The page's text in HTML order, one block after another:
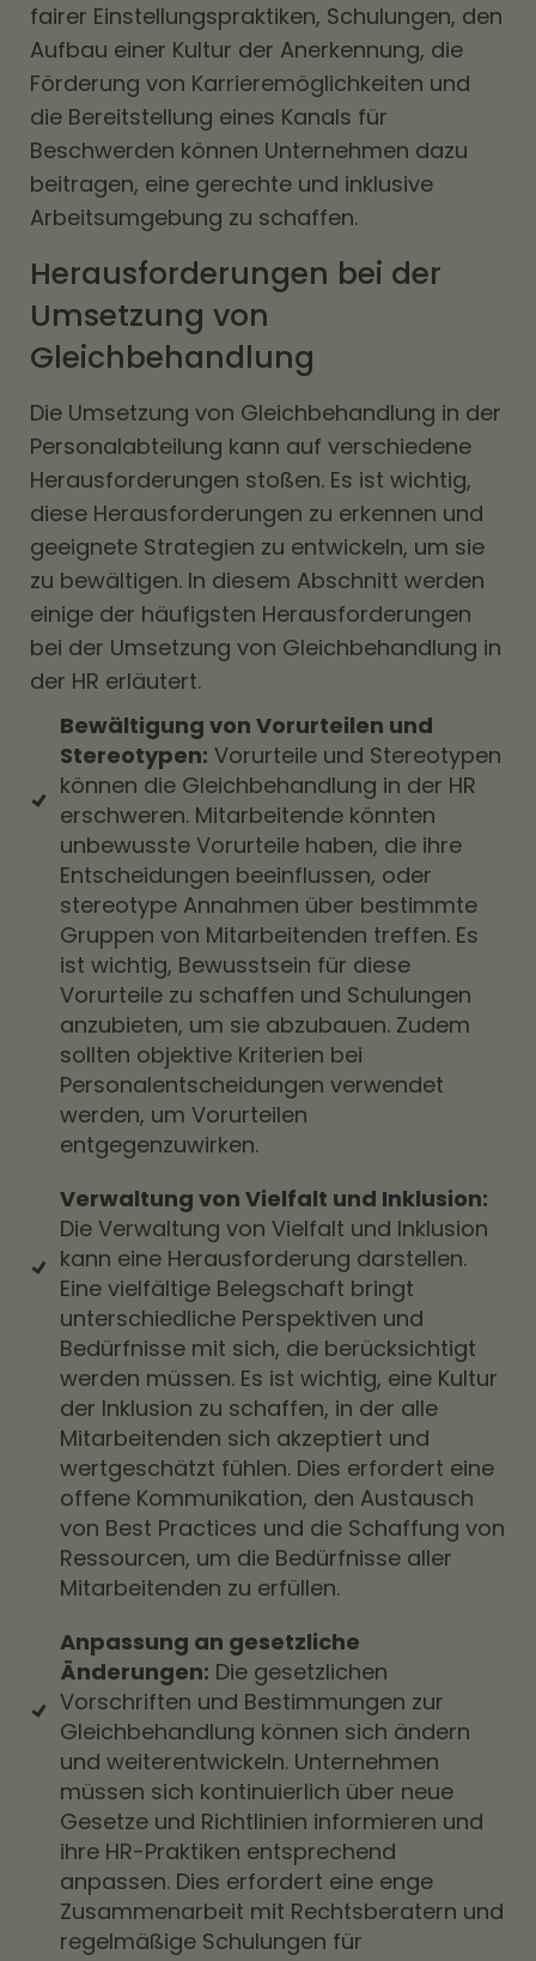
fairer Einstellungspraktiken, Schulungen, den
Aufbau einer Kultur der Anerkennung, die
Förderung von Karrieremöglichkeiten und
die Bereitstellung eines Kanals für
Beschwerden können Unternehmen dazu
beitragen, eine gerechte und inklusive
Arbeitsumgebung zu schaffen.
Herausforderungen bei der
Umsetzung von
Gleichbehandlung
Die Umsetzung von Gleichbehandlung in der
Personalabteilung kann auf verschiedene
Herausforderungen stoßen. Es ist wichtig,
diese Herausforderungen zu erkennen und
geeignete Strategien zu entwickeln, um sie
zu bewältigen. In diesem Abschnitt werden
einige der häufigsten Herausforderungen
bei der Umsetzung von Gleichbehandlung in
der HR erläutert.
Bewältigung von Vorurteilen und
Stereotypen: Vorurteile und Stereotypen
können die Gleichbehandlung in der HR
erschweren. Mitarbeitende könnten
unbewusste Vorurteile haben, die ihre
Entscheidungen beeinflussen, oder
stereotype Annahmen über bestimmte
Gruppen von Mitarbeitenden treffen. Es
ist wichtig, Bewusstsein für diese
Vorurteile zu schaffen und Schulungen
anzubieten, um sie abzubauen. Zudem
sollten objektive Kriterien bei
Personalentscheidungen verwendet
werden, um Vorurteilen
entgegenzuwirken.
Verwaltung von Vielfalt und Inklusion:
Die Verwaltung von Vielfalt und Inklusion
kann eine Herausforderung darstellen.
Eine vielfältige Belegschaft bringt
unterschiedliche Perspektiven und
Bedürfnisse mit sich, die berücksichtigt
werden müssen. Es ist wichtig, eine Kultur
der Inklusion zu schaffen, in der alle
Mitarbeitenden sich akzeptiert und
wertgeschätzt fühlen. Dies erfordert eine
offene Kommunikation, den Austausch
von Best Practices und die Schaffung von
Ressourcen, um die Bedürfnisse aller
Mitarbeitenden zu erfüllen.
Anpassung an gesetzliche
Änderungen: Die gesetzlichen
Vorschriften und Bestimmungen zur
Gleichbehandlung können sich ändern
und weiterentwickeln. Unternehmen
müssen sich kontinuierlich über neue
Gesetze und Richtlinien informieren und
ihre HR-Praktiken entsprechend
anpassen. Dies erfordert eine enge
Zusammenarbeit mit Rechtsberatern und
regelmäßige Schulungen für